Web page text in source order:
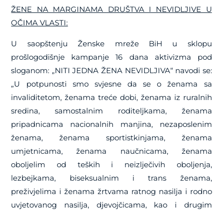
ŽENE NA MARGINAMA DRUŠTVA I NEVIDLJIVE U
OČIMA VLASTI:
U saopštenju Ženske mreže BiH u sklopu
prošlogodišnje kampanje 16 dana aktivizma pod
sloganom: „NITI JEDNA ŽENA NEVIDLJIVA“ navodi se:
„U potpunosti smo svjesne da se o ženama sa
invaliditetom, ženama treće dobi, ženama iz ruralnih
sredina, samostalnim roditeljkama, ženama
pripadnicama nacionalnih manjina, nezaposlenim
ženama, ženama sportistkinjama, ženama
umjetnicama, ženama naučnicama, ženama
oboljelim od teških i neizlječivih oboljenja,
lezbejkama, biseksualnim i trans ženama,
preživjelima i ženama žrtvama ratnog nasilja i rodno
uvjetovanog nasilja, djevojčicama, kao i drugim